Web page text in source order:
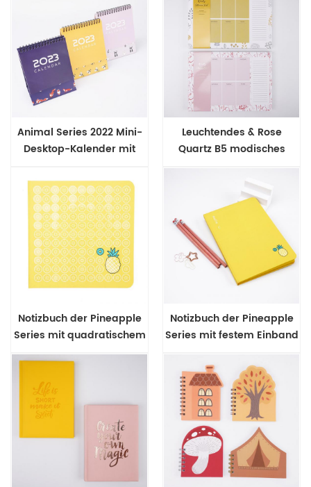
Animal Series 2022 Mini-
Desktop-Kalender mit
Leuchtendes & Rose
Quartz B5 modisches
Wochenagenda
Notizbuch der Pineapple
Series mit quadratischem
Design
Notizbuch der Pineapple
Series mit festem Einband